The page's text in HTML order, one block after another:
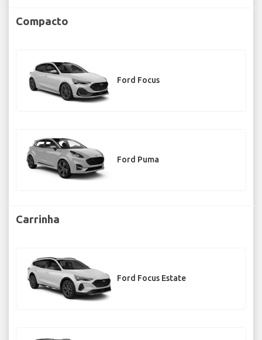
Compacto
Ford Focus
Ford Puma
Carrinha
Ford Focus Estate